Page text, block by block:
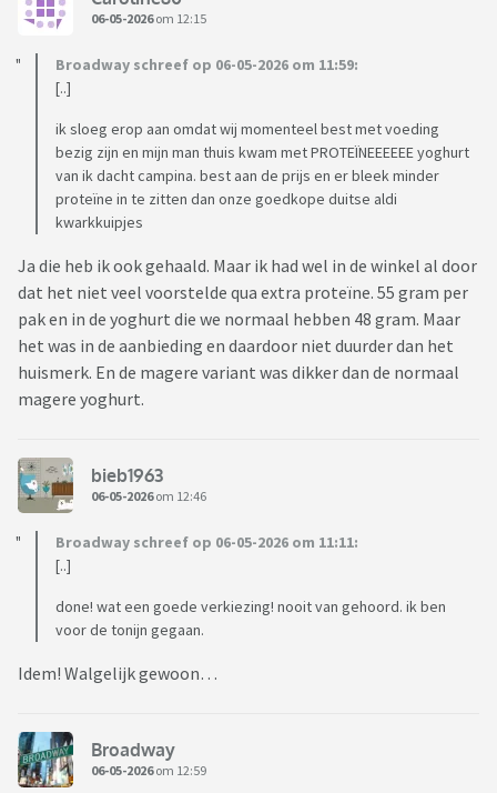
06-05-2026om 12:15
Broadway schreef op 06-05-2026 om 11:59:
[..]
ik sloeg erop aan omdat wij momenteel best met voeding
bezig zijn en mijn man thuis kwam met PROTEÏNEEEEEE yoghurt
van ik dacht campina. best aan de prijs en er bleek minder
proteïne in te zitten dan onze goedkope duitse aldi
kwarkkuipjes
Ja die heb ik ook gehaald. Maar ik had wel in de winkel al door
dat het niet veel voorstelde qua extra proteïne. 55 gram per
pak en in de yoghurt die we normaal hebben 48 gram. Maar
het was in de aanbieding en daardoor niet duurder dan het
huismerk. En de magere variant was dikker dan de normaal
magere yoghurt.
bieb1963
06-05-2026om 12:46
Broadway schreef op 06-05-2026 om 11:11:
[..]
done! wat een goede verkiezing! nooit van gehoord. ik ben
voor de tonijn gegaan.
Idem! Walgelijk gewoon…
Broadway
06-05-2026om 12:59